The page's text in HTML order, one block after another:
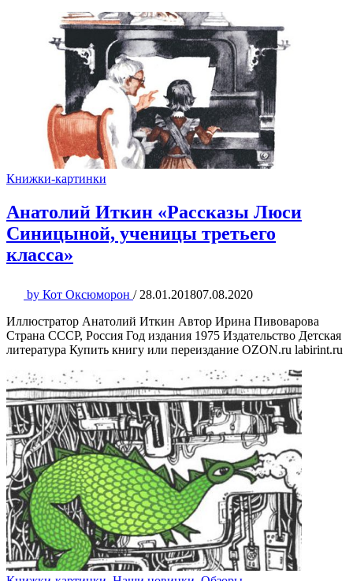
Книжки-картинки
Анатолий Иткин «Рассказы Люси
Синицыной, ученицы третьего
класса»
by Кот Оксюморон / 28.01.201807.08.2020
Иллюстратор Анатолий Иткин Автор Ирина Пивоварова
Страна СССР, Россия Год издания 1975 Издательство Детская
литература Купить книгу или переиздание OZON.ru labirint.ru